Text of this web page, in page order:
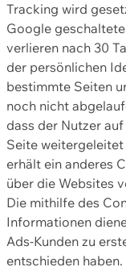
Tracking wird
Google
verlieren nach 30
der persönlichen
bestimmte Seiten
noch nicht
dass der Nutzer
Seite
erhält ein anderes
über die Websites
Die mithilfe des
Informationen
Ads-Kunden zu
entschieden